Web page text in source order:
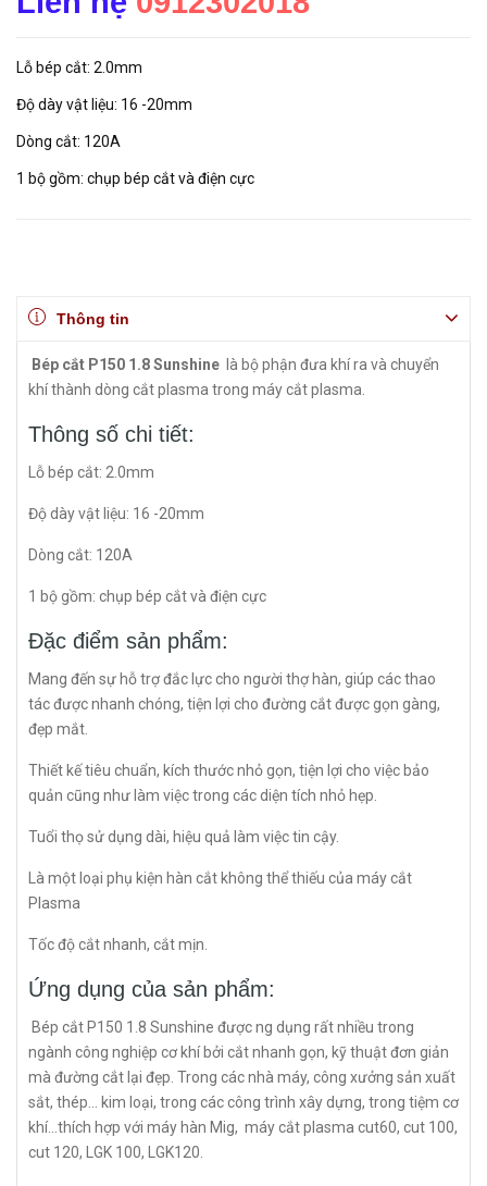
Lỗ bép cắt: 2.0mm
Độ dày vật liệu: 16 -20mm
Dòng cắt: 120A
1 bộ gồm: chụp bép cắt và điện cực
Thông tin
Bép cắt P150 1.8 Sunshine là bộ phận đưa khí ra và chuyển
khí thành dòng cắt plasma trong máy cắt plasma.
Thông số chi tiết:
Lỗ bép cắt: 2.0mm
Độ dày vật liệu: 16 -20mm
Dòng cắt: 120A
1 bộ gồm: chụp bép cắt và điện cực
Đặc điểm sản phẩm:
Mang đến sự hỗ trợ đắc lực cho người thợ hàn, giúp các thao
tác được nhanh chóng, tiện lợi cho đường cắt được gọn gàng,
đẹp mắt.
Thiết kế tiêu chuẩn, kích thước nhỏ gọn, tiện lợi cho việc bảo
quản cũng như làm việc trong các diện tích nhỏ hẹp.
Tuổi thọ sử dụng dài, hiệu quả làm việc tin cậy.
Là một loại phụ kiện hàn cắt không thể thiếu của máy cắt
Plasma
Tốc độ cắt nhanh, cắt mịn.
Ứng dụng của sản phẩm:
Bép cắt P150 1.8 Sunshine được ng dụng rất nhiều trong
ngành công nghiệp cơ khí bởi cắt nhanh gọn, kỹ thuật đơn giản
mà đường cắt lại đẹp. Trong các nhà máy, công xưởng sản xuất
sắt, thép... kim loại, trong các công trình xây dựng, trong tiệm cơ
khí...thích hợp với máy hàn Mig, máy cắt plasma cut60, cut 100,
cut 120, LGK 100, LGK120.